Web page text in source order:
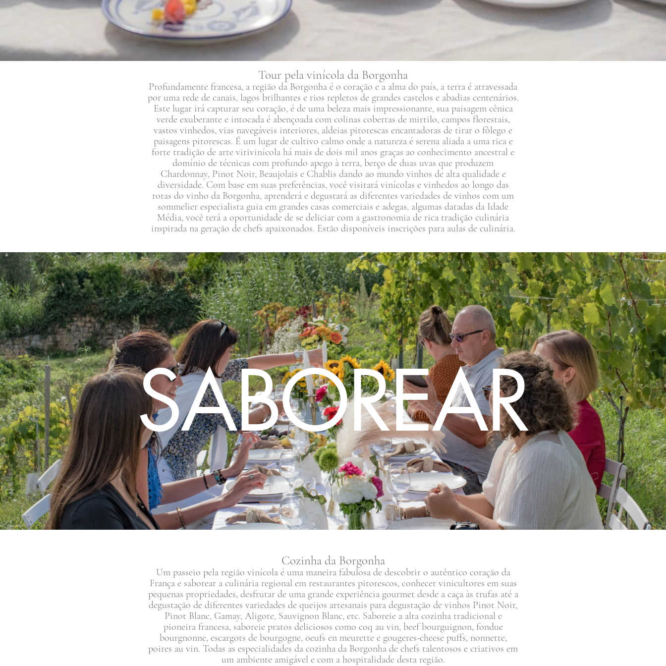
Tour pela vinícola da Borgonha
Profundamente francesa, a região da Borgonha é o coração e a alma do país, a terra é atravessada
por uma rede de canais, lagos brilhantes e rios repletos de grandes castelos e abadias centenários.
Este lugar irá capturar seu coração, é de uma beleza mais impressionante, sua paisagem cênica
verde exuberante e intocada é abençoada com colinas cobertas de mirtilo, campos florestais,
vastos vinhedos, vias navegáveis interiores, aldeias pitorescas encantadoras de tirar o fôlego e
paisagens pitorescas. É um lugar de cultivo calmo onde a natureza é serena aliada a uma rica e
forte tradição de arte vitivinícola há mais de dois mil anos graças ao conhecimento ancestral e
domínio de técnicas com profundo apego à terra, berço de duas uvas que produzem
Chardonnay, Pinot Noir, Beaujolais e Chablis dando ao mundo vinhos de alta qualidade e
diversidade. Com base em suas preferências, você visitará vinícolas e vinhedos ao longo das
rotas do vinho da Borgonha, aprenderá e degustará as diferentes variedades de vinhos com um
sommelier especialista guia em grandes casas comerciais e adegas, algumas datadas da Idade
Média, você terá a oportunidade de se deliciar com a gastronomia de rica tradição culinária
inspirada na geração de chefs apaixonados. Estão disponíveis inscrições para aulas de culinária.
SABOREAR
Cozinha da Borgonha
Um passeio pela região vinícola é uma maneira fabulosa de descobrir o autêntico coração da
França e saborear a culinária regional em restaurantes pitorescos, conhecer vinicultores em suas
pequenas propriedades, desfrutar de uma grande experiência gourmet desde a caça às trufas até a
degustação de diferentes variedades de queijos artesanais para degustação de vinhos Pinot Noir,
Pinot Blanc, Gamay, Aligote, Sauvignon Blanc, etc. Saboreie a alta cozinha tradicional e
pioneira francesa, saboreie pratos deliciosos como coq au vin, beef bourguignon, fondue
bourgnonne, escargots de bourgogne, oeufs en meurette e gougeres-cheese puffs, nonnette,
poires au vin. Todas as especialidades da cozinha da Borgonha de chefs talentosos e criativos em
um ambiente amigável e com a hospitalidade desta região.